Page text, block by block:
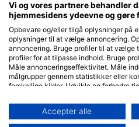
Dykkersteder i
Vi og vores partnere behandler
hjemmesidens ydeevne og gøre
Opbevare og/eller tilgå oplysninger på
oplysninger til at vælge annoncering.
annoncering. Bruge profiler til at vælge
profiler for at tilpasse indhold. Bruge
Måle annonceringseffektivitet. Måle
målgrupper gennem statistikker eller
forskellige kilder. Udvikle og forbedre
Yderligere oplysninger om Googles
https://business.safety.google/privacy/
Accepter alle